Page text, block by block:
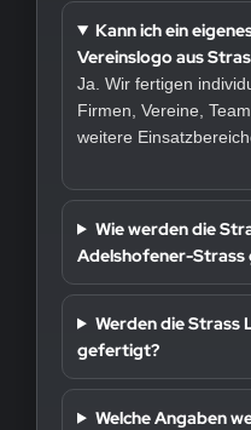
Kann ich ein
Vereinslogo aus
Ja. Wir fertigen
Firmen, Vereine,
weitere
Wie werden die
Adelshofener-
Werden die Strass
gefertigt?
Welche Angaben